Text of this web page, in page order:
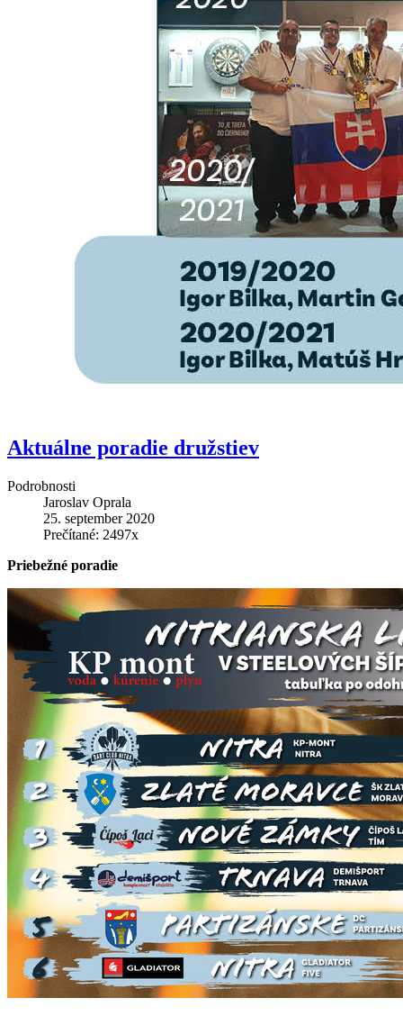
Aktuálne poradie družstiev
Podrobnosti
Jaroslav Oprala
25. september 2020
Prečítané: 2497x
Priebežné poradie